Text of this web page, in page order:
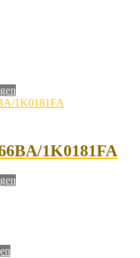
1K0181FA